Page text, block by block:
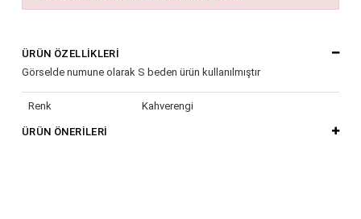
ÜRÜN ÖZELLIKLERI
Görselde numune olarak S beden ürün kullanılmıştır
Renk Kahverengi
ÜRÜN ÖNERILERI